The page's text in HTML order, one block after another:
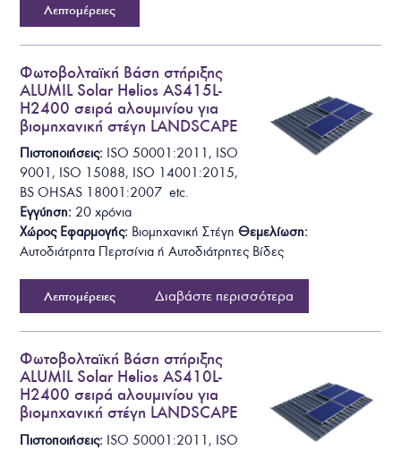
Λεπτομέρειες
Φωτοβολταϊκή Βάση στήριξης
ALUMIL Solar Helios AS415L-
H2400 σειρά αλουμινίου για
βιομηχανική στέγη LANDSCAPE
Πιστοποιήσεις: ISO 50001:2011, ISO
9001, ISO 15088, ISO 14001:2015,
BS OHSAS 18001:2007 etc.
Εγγύηση: 20 χρόνια
Χώρος Εφαρμογής: Βιομηχανική Στέγη Θεμελίωση:
Αυτοδιάτρητα Περτσίνια ή Αυτοδιάτρητες Βίδες
Λεπτομέρειες Διαβάστε περισσότερα
Φωτοβολταϊκή Βάση στήριξης
ALUMIL Solar Helios AS410L-
H2400 σειρά αλουμινίου για
βιομηχανική στέγη LANDSCAPE
Πιστοποιήσεις: ISO 50001:2011, ISO